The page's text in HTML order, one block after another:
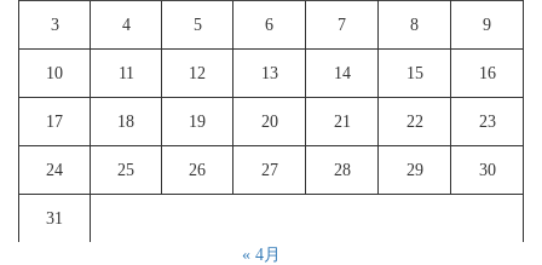
3 4 5 6 7 8 9
10 11 12 13 14 15 16
17 18 19 20 21 22 23
24 25 26 27 28 29 30
31
« 4月